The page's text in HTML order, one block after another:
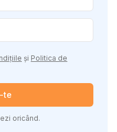
și Politica de
te
oricând.